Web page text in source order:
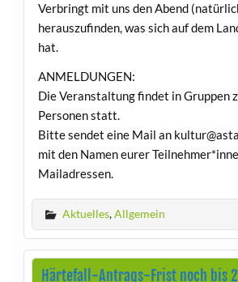
Verbringt mit uns den Abend
herauszufinden, was sich auf dem
hat.
ANMELDUNGEN:
Die Veranstaltung findet in Gruppen
Personen statt.
Bitte sendet eine Mail an
mit den Namen eurer
Mailadressen.
Aktuelles,Allgemein
Härtefall-Antrags-Frist noch bis